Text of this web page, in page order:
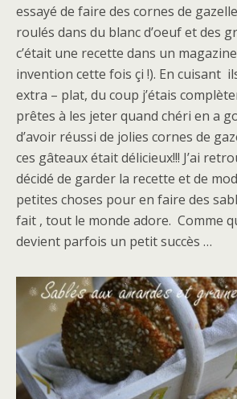
essayé de faire des cornes de
roulés dans du blanc d’oeuf et des
c’était une recette dans un
invention cette fois çi !). En cuisant
extra – plat, du coup j’étais
prêtes à les jeter quand chéri en a
d’avoir réussi de jolies cornes de
ces gâteaux était délicieux!!! J’ai
décidé de garder la recette et de
petites choses pour en faire des
fait , tout le monde adore. Comme
devient parfois un petit succès …